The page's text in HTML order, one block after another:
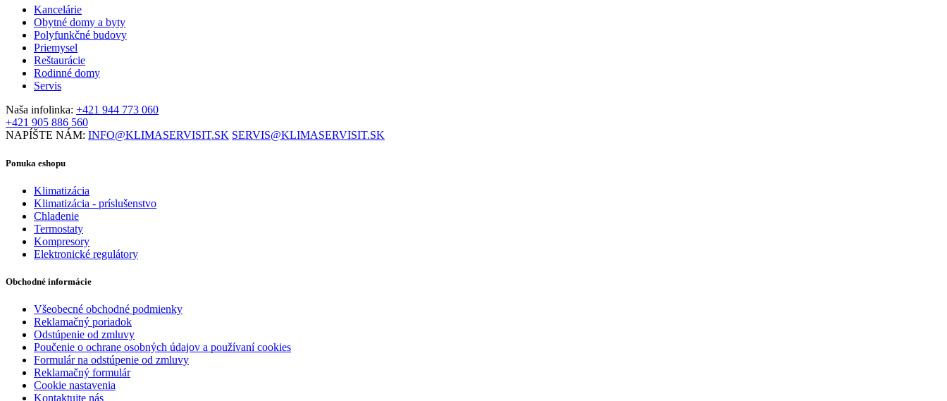
Kancelárie
Obytné domy a byty
Polyfunkčné budovy
Priemysel
Reštaurácie
Rodinné domy
Servis
Naša infolinka: +421 944 773 060
+421 905 886 560
NAPÍŠTE NÁM: INFO@KLIMASERVISIT.SK SERVIS@KLIMASERVISIT.SK
Ponuka eshopu
Klimatizácia
Klimatizácia - príslušenstvo
Chladenie
Termostaty
Kompresory
Elektronické regulátory
Obchodné informácie
Všeobecné obchodné podmienky
Reklamačný poriadok
Odstúpenie od zmluvy
Poučenie o ochrane osobných údajov a používaní cookies
Formulár na odstúpenie od zmluvy
Reklamačný formulár
Cookie nastavenia
Kontaktujte nás